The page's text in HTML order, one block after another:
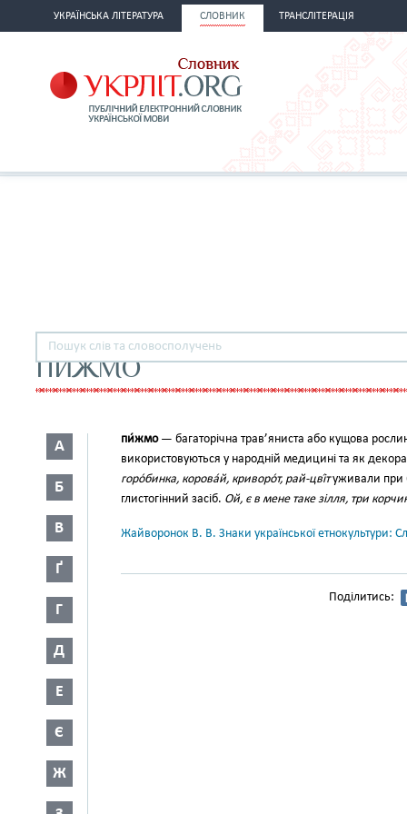
УКРАЇНСЬКА ЛІТЕРАТУРА СЛОВНИК ТРАНСЛІТЕРАЦІЯ
ПИЖМО
А
Б
В
Ґ
Г
Д
Е
Є
Ж
пи́жмо— багаторічна трав’янис­та або кущова
використовуються у народній ме­дицині та як
горо́бинка, корова́й, криворо́т, рай-цві́туживали при
глистогінний засіб. Ой, є в мене таке зілля, три
Жайворонок В. В. Знаки української етнокультури:
Поділитись: